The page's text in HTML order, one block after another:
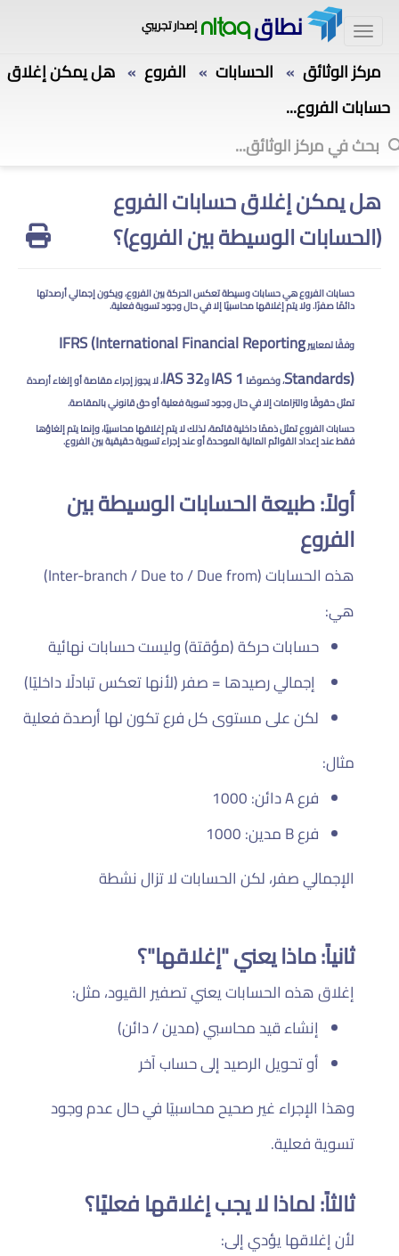
نطاقnitaq إصدار تجريبي
مركز الوثائق » الحسابات » الفروع » هل يمكن إغلاق
حسابات الفروع...
هل يمكن إغلاق حسابات الفروع
(الحسابات الوسيطة بين الفروع)؟
حسابات الفروع هي حسابات وسيطة تعكس الحركة بين الفروع، ويكون إجمالي أرصدتها
دائمًا صفرًا. ولا يتم إغلاقها محاسبيًا إلا في حال وجود تسوية فعلية.
وفقًا لمعاييرIFRS (International Financial Reporting
Standards)، وخصوصًا IAS 1وIAS 32، لا يجوز إجراء مقاصة أو إلغاء أرصدة
تمثل حقوقًا والتزامات إلا في حال وجود تسوية فعلية أو حق قانوني بالمقاصة.
حسابات الفروع تمثل ذممًا داخلية قائمة، لذلك لا يتم إغلاقها محاسبيًا، وإنما يتم إلغاؤها
فقط عند إعداد القوائم المالية الموحدة أو عند إجراء تسوية حقيقية بين الفروع.
أولاً: طبيعة الحسابات الوسيطة بين
الفروع
هذه الحسابات (Inter-branch / Due to / Due from)
هي:
حسابات حركة (مؤقتة) وليست حسابات نهائية
إجمالي رصيدها = صفر (لأنها تعكس تبادلًا داخليًا)
لكن على مستوى كل فرع تكون لها أرصدة فعلية
مثال:
فرع A دائن: 1000
فرع B مدين: 1000
الإجمالي صفر، لكن الحسابات لا تزال نشطة
ثانياً: ماذا يعني "إغلاقها"؟
إغلاق هذه الحسابات يعني تصفير القيود، مثل:
إنشاء قيد محاسبي (مدين / دائن)
أو تحويل الرصيد إلى حساب آخر
وهذا الإجراء غير صحيح محاسبيًا في حال عدم وجود
تسوية فعلية.
ثالثاً: لماذا لا يجب إغلاقها فعليًا؟
لأن إغلاقها يؤدي إلى: